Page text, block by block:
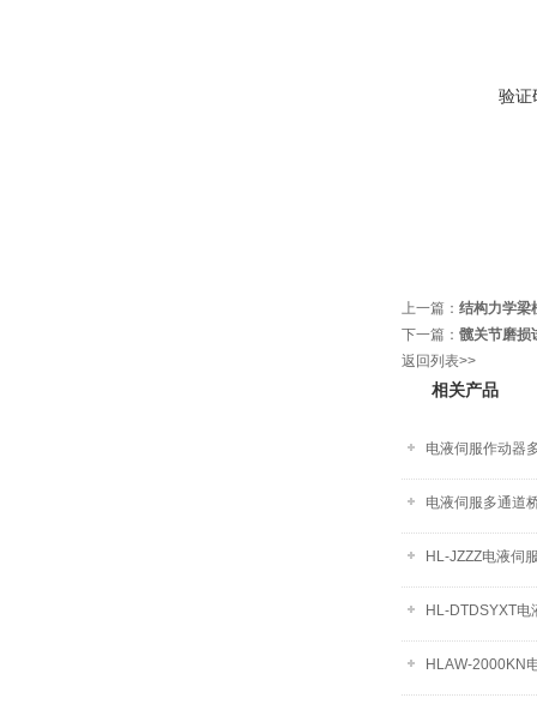
验证
上一篇： 结构力学梁
下一篇： 髋关节磨损
返回列表>>
相关产品
电液伺服作动器
电液伺服多通道
HL-JZZZ电液伺
HL-DTDSYXT电
HLAW-2000KN